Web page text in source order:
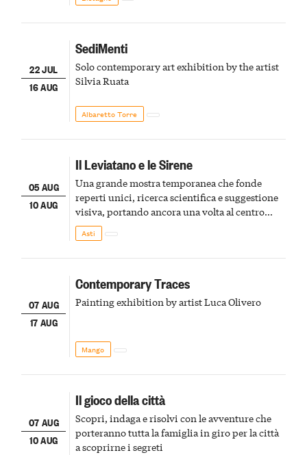
22 JUL
16 AUG
SediMenti
Solo contemporary art exhibition by the artist
Silvia Ruata
Albaretto Torre
05 AUG
10 AUG
Il Leviatano e le Sirene
Una grande mostra temporanea che fonde
reperti unici, ricerca scientifica e suggestione
visiva, portando ancora una volta al centro
della scena le meraviglie del passato astigiano
Asti
07 AUG
17 AUG
Contemporary Traces
Painting exhibition by artist Luca Olivero
Mango
07 AUG
10 AUG
Il gioco della città
Scopri, indaga e risolvi con le avventure che
porteranno tutta la famiglia in giro per la città
a scoprirne i segreti